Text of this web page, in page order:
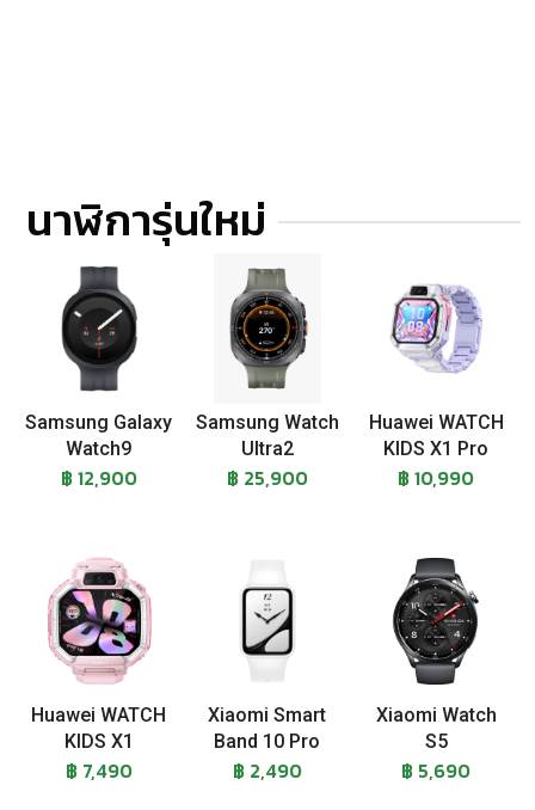
นาฬิการุ่นใหม่
Samsung Galaxy
Watch9
฿ 12,900
Samsung Watch
Ultra2
฿ 25,900
Huawei WATCH
KIDS X1 Pro
฿ 10,990
Huawei WATCH
KIDS X1
฿ 7,490
Xiaomi Smart
Band 10 Pro
฿ 2,490
Xiaomi Watch
S5
฿ 5,690